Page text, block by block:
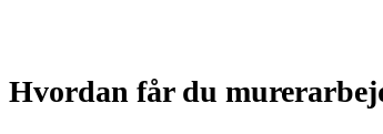
Hvordan får du